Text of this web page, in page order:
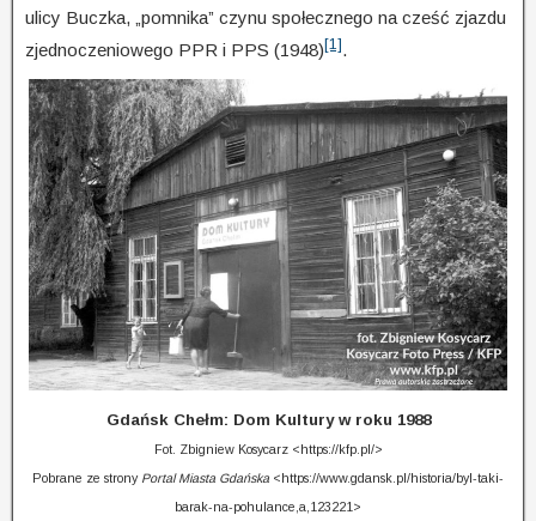
ulicy Buczka, „pomnika” czynu społecznego na cześć zjazdu
zjednoczeniowego PPR i PPS (1948) [1] .
Gdańsk Chełm: Dom Kultury w roku 1988
Fot. Zbigniew Kosycarz <https://kfp.pl/>
Pobrane ze strony Portal Miasta Gdańska <https://www.gdansk.pl/historia/byl-taki-
barak-na-pohulance,a,123221>